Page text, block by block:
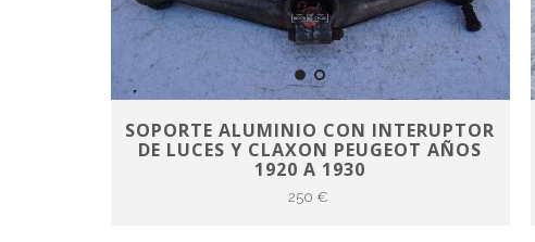
SOPORTE ALUMINIO CON INTERUPTOR
DE LUCES Y CLAXON PEUGEOT AÑOS
1920 A 1930
250 €